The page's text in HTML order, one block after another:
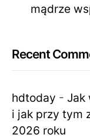
mądrze
Recent
hdtoday - Jak
i jak przy tym
2026 roku